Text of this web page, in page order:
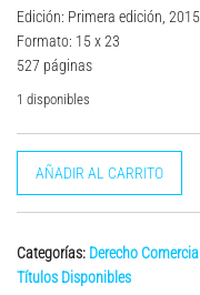
$41.900.$40.990.
Edición: Primera edición, 2015
Formato: 15 x 23
527 páginas
1 disponibles
Fusión
de
Anónimas
en
AÑADIR AL CARRITO
Categorías: Derecho Comercial
Títulos Disponibles